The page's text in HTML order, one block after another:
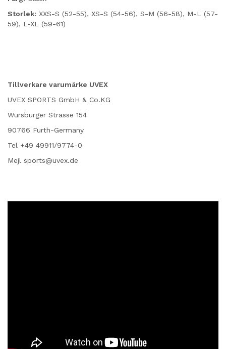
Storlek: XXS-S (52-55), XS-S (54-56), S-M (56-58), M-L (57-
59), L-XL (59-61)
Tillverkare varumärke UVEX
UVEX SPORTS GmbH & Co.KG
Wursburger Strasse 154
90766 Furth-Germany
Tel +49 49911/9774-0
Mejl sports@uvex.de